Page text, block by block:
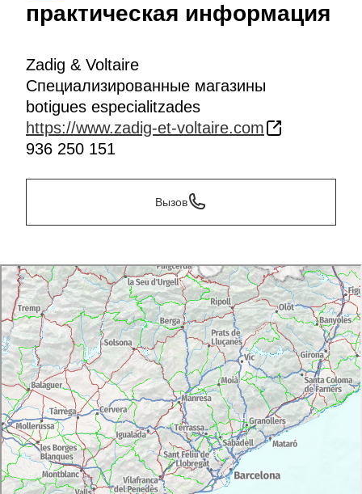
практическая информация
Zadig & Voltaire
Специализированные магазины
botigues especialitzades
https://www.zadig-et-voltaire.com
936 250 151
Вызов